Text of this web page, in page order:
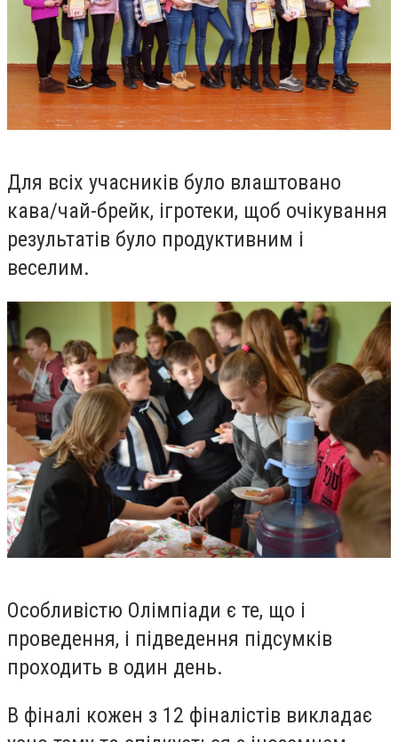
Для всіх учасників було влаштовано
кава/чай-брейк, ігротеки, щоб очікування
результатів було продуктивним і
веселим.
Особливістю Олімпіади є те, що і
проведення, і підведення підсумків
проходить в один день.
В фіналі кожен з 12 фіналістів викладає